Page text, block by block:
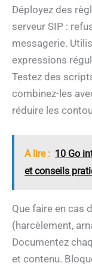
Déployez des
serveur SIP :
messagerie.
expressions
Testez des
combinez-les
réduire les
A lire : 10 Go
et conseils
Que faire en cas
(harcèlement,
Documentez
et contenu.